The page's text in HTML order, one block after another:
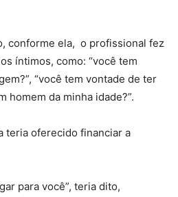
conforme ela, o profissional fez
íntimos, como: “você tem
“você tem vontade de ter
homem da minha idade?”.
teria oferecido financiar a
para você”, teria dito,